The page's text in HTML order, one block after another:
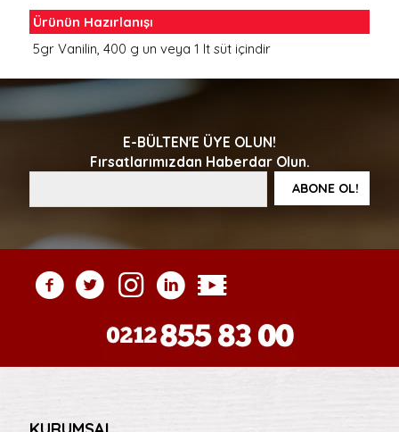
Ürünün Hazırlanışı
5gr Vanilin, 400 g un veya 1 lt süt içindir
E-BÜLTEN'E ÜYE OLUN!
Fırsatlarımızdan Haberdar Olun.